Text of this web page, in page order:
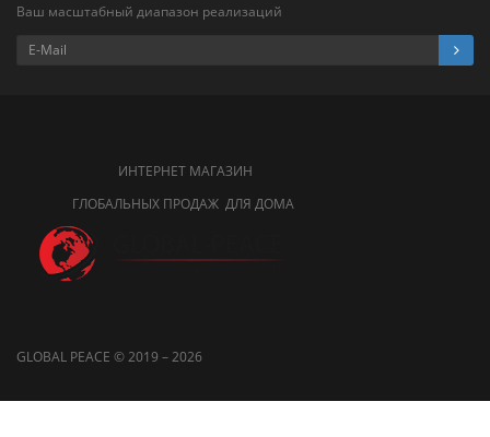
Ваш масштабный диапазон реализаций
ИНТЕРНЕТ МАГАЗИН
ГЛОБАЛЬНЫХ ПРОДАЖ ДЛЯ ДОМА
GLOBAL PEACE © 2019 – 2026